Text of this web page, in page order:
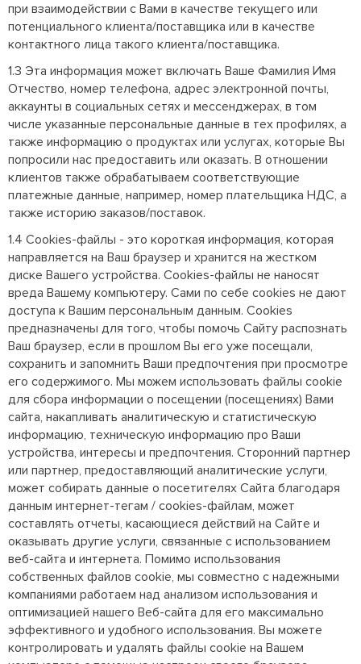
при взаимодействии с Вами в качестве текущего или
потенциального клиента/поставщика или в качестве
контактного лица такого клиента/поставщика.
1.3 Эта информация может включать Ваше Фамилия Имя
Отчество, номер телефона, адрес электронной почты,
аккаунты в социальных сетях и мессенджерах, в том
числе указанные персональные данные в тех профилях, а
также информацию о продуктах или услугах, которые Вы
попросили нас предоставить или оказать. В отношении
клиентов также обрабатываем соответствующие
платежные данные, например, номер плательщика НДС, а
также историю заказов/поставок.
1.4 Cookies-файлы - это короткая информация, которая
направляется на Ваш браузер и хранится на жестком
диске Вашего устройства. Cookies-файлы не наносят
вреда Вашему компьютеру. Сами по себе cookies не дают
доступа к Вашим персональным данным. Cookies
предназначены для того, чтобы помочь Сайту распознать
Ваш браузер, если в прошлом Вы его уже посещали,
сохранить и запомнить Ваши предпочтения при просмотре
его содержимого. Мы можем использовать файлы cookie
для сбора информации о посещении (посещениях) Вами
сайта, накапливать аналитическую и статистическую
информацию, техническую информацию про Ваши
устройства, интересы и предпочтения. Сторонний партнер
или партнер, предоставляющий аналитические услуги,
может собирать данные о посетителях Сайта благодаря
данным интернет-тегам / cookies-файлам, может
составлять отчеты, касающиеся действий на Сайте и
оказывать другие услуги, связанные с использованием
веб-сайта и интернета. Помимо использования
собственных файлов cookie, мы совместно с надежными
компаниями работаем над анализом использования и
оптимизацией нашего Веб-сайта для его максимально
эффективного и удобного использования. Вы можете
контролировать и удалять файлы cookie на Вашем